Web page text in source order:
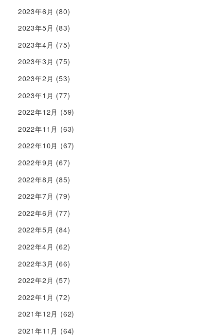
2023年6月 (80)
2023年5月 (83)
2023年4月 (75)
2023年3月 (75)
2023年2月 (53)
2023年1月 (77)
2022年12月 (59)
2022年11月 (63)
2022年10月 (67)
2022年9月 (67)
2022年8月 (85)
2022年7月 (79)
2022年6月 (77)
2022年5月 (84)
2022年4月 (62)
2022年3月 (66)
2022年2月 (57)
2022年1月 (72)
2021年12月 (62)
2021年11月 (64)